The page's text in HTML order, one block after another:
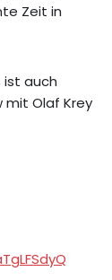
Zeit in
ist auch
Olaf Krey